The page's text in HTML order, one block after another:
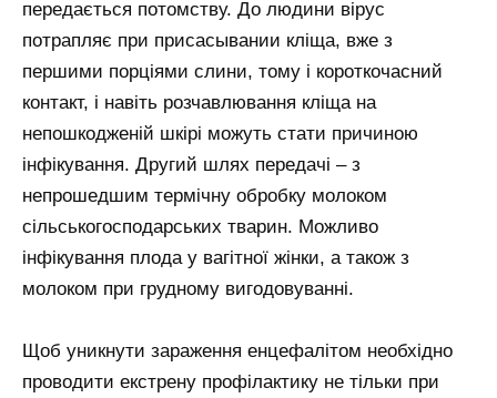
передається потомству. До людини вірус
потрапляє при присасывании кліща, вже з
першими порціями слини, тому і короткочасний
контакт, і навіть розчавлювання кліща на
непошкодженій шкірі можуть стати причиною
інфікування. Другий шлях передачі – з
непрошедшим термічну обробку молоком
сільськогосподарських тварин. Можливо
інфікування плода у вагітної жінки, а також з
молоком при грудному вигодовуванні.
Щоб уникнути зараження енцефалітом необхідно
проводити екстрену профілактику не тільки при